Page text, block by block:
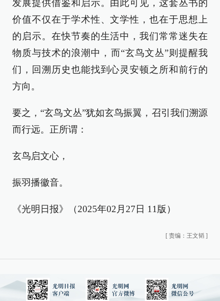
发展提供借鉴和启示。由此可见，这套丛书的
价值不仅在于学术性、文学性，也在于思想上
的启示。在快节奏的生活中，我们常常迷失在
物质与技术的浪潮中，而“玄鸟文丛”则提醒我
们，回溯历史也能找到心灵安顿之所和前行的
方向。
要之，“玄鸟文丛”犹如玄鸟振翼，召引我们溯源
而行远。正所谓：
玄鸟启文心，
振羽播徽音。
《光明日报》（2025年02月27日 11版）
[ 责编：王文韬 ]